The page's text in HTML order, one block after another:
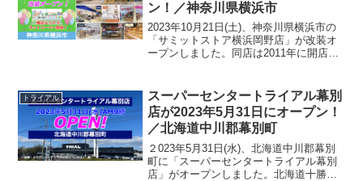
ン！／神奈川県横浜市
2023年10月21日(土)、神奈川県横浜市の
「サミットストア横浜岡野店」が改装オ
ープンしました。同店は2011年に開店
いよいよ明日！サミットストア横浜岡野
店10...
トライアル
スーパーセンタートライアル幕別
店が2023年5月31日にオープン！
／北海道中川郡幕別町
２023年5月31日(水)、北海道中川郡幕別
町に「スーパーセンタートライアル幕別
店」がオープンしました。北海道十勝地